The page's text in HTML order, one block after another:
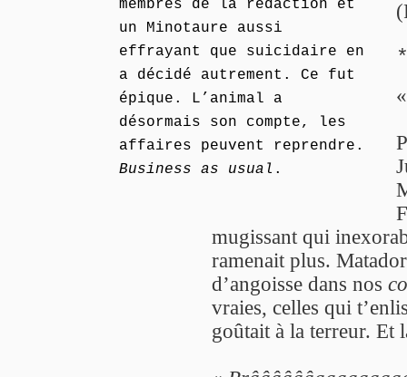
membres de la rédaction et
un Minotaure aussi
effrayant que suicidaire en
a décidé autrement. Ce fut
épique. L’animal a
désormais son compte, les
affaires peuvent reprendre.
Business as usual .
mugissant qui
ramenait plus.
d’angoisse dans nos
vraies, celles qui
goûtait à la terreur. Et